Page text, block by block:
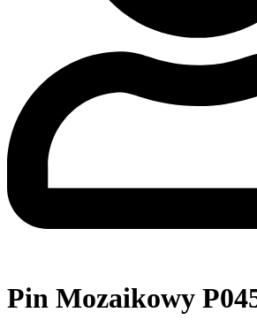
Pin Mozaikowy